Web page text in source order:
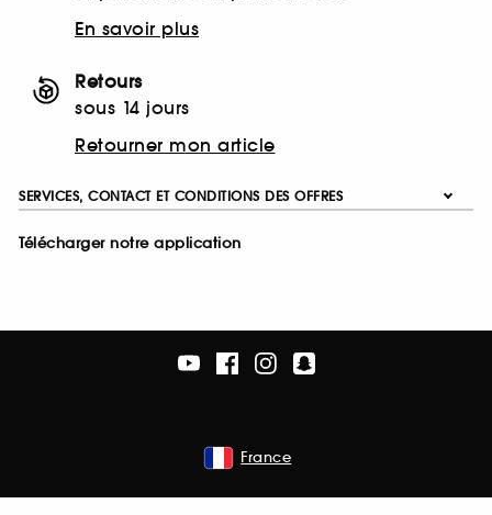
En savoir plus
Retours
sous 14 jours
Retourner mon article
SERVICES, CONTACT ET CONDITIONS DES OFFRES
Télécharger notre application
France